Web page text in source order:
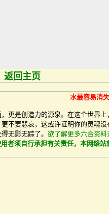
返回主页
水最容易消
更是创造力的源泉。在这个世界
不要悲哀，这或许证明你的灵魂
无影无踪了。欲了解更多六合资料
者须自行承担有关责任，本网络